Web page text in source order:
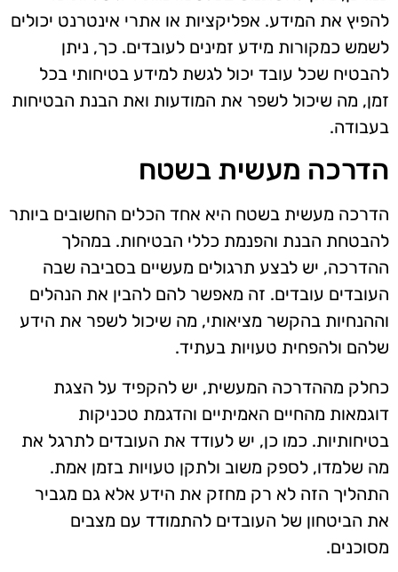
להפיץ את המידע. אפליקציות או אתרי אינטרנט יכולים
לשמש כמקורות מידע זמינים לעובדים. כך, ניתן
להבטיח שכל עובד יכול לגשת למידע בטיחותי בכל
זמן, מה שיכול לשפר את המודעות ואת הבנת הבטיחות
בעבודה.
הדרכה מעשית בשטח
הדרכה מעשית בשטח היא אחד הכלים החשובים ביותר
להבטחת הבנת והפנמת כללי הבטיחות. במהלך
ההדרכה, יש לבצע תרגולים מעשיים בסביבה שבה
העובדים עובדים. זה מאפשר להם להבין את הנהלים
וההנחיות בהקשר מציאותי, מה שיכול לשפר את הידע
שלהם ולהפחית טעויות בעתיד.
כחלק מההדרכה המעשית, יש להקפיד על הצגת
דוגמאות מהחיים האמיתיים והדגמת טכניקות
בטיחותיות. כמו כן, יש לעודד את העובדים לתרגל את
מה שלמדו, לספק משוב ולתקן טעויות בזמן אמת.
התהליך הזה לא רק מחזק את הידע אלא גם מגביר
את הביטחון של העובדים להתמודד עם מצבים
מסוכנים.